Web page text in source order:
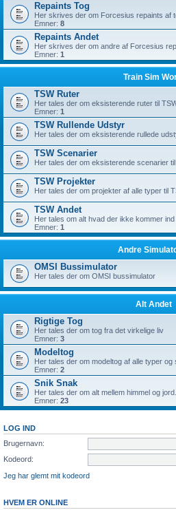
Repaints Tog
Her skrives der om Forcesius repaints af
Emner: 8
Repaints Andet
Her skrives der om andre af Forcesius
Emner: 1
Train Sim
TSW Ruter
Her tales der om eksisterende ruter til
Emner: 1
TSW Rullende Udstyr
Her tales der om eksisterende rullede
TSW Scenarier
Her tales der om eksisterende scenarier
TSW Projekter
Her tales der om projekter af alle typer til
TSW Andet
Her tales om alt hvad der ikke kommer
Emner: 1
Andre
OMSI Bussimulator
Her tales der om OMSI bussimulator
Alt Andet
Rigtige Tog
Her tales der om tog fra det virkelige liv
Emner: 3
Modeltog
Her tales der om modeltog af alle typer og
Emner: 2
Snik Snak
Her tales der om alt mellem himmel og jord.
Emner: 23
LOG IND
Brugernavn:
Kodeord:
Jeg har glemt mit kodeord
HVEM ER ONLINE